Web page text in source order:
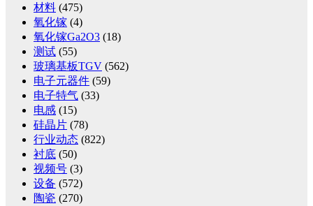
材料 (475)
氧化镓 (4)
氧化镓Ga2O3 (18)
测试 (55)
玻璃基板TGV (562)
电子元器件 (59)
电子特气 (33)
电感 (15)
硅晶片 (78)
行业动态 (822)
衬底 (50)
视频号 (3)
设备 (572)
陶瓷 (270)